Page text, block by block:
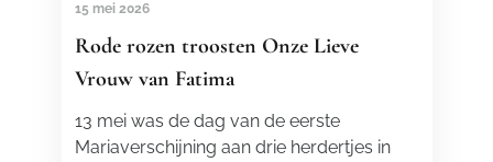
15 mei 2026
Rode rozen troosten Onze Lieve
Vrouw van Fatima
13 mei was de dag van de eerste
Mariaverschijning aan drie herdertjes in